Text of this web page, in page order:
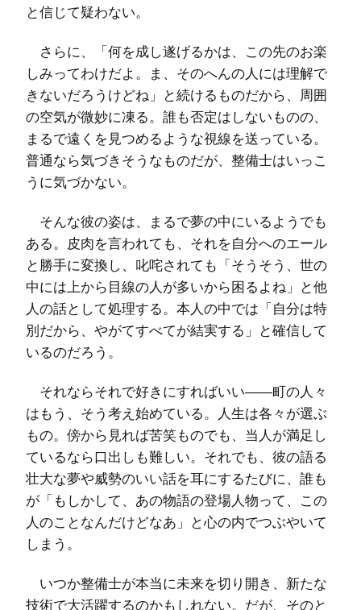
と信じて疑わない。
さらに、「何を成し遂げるかは、この先のお楽
しみってわけだよ。ま、そのへんの人には理解で
きないだろうけどね」と続けるものだから、周囲
の空気が微妙に凍る。誰も否定はしないものの、
まるで遠くを見つめるような視線を送っている。
普通なら気づきそうなものだが、整備士はいっこ
うに気づかない。
そんな彼の姿は、まるで夢の中にいるようでも
ある。皮肉を言われても、それを自分へのエール
と勝手に変換し、叱咤されても「そうそう、世の
中には上から目線の人が多いから困るよね」と他
人の話として処理する。本人の中では「自分は特
別だから、やがてすべてが結実する」と確信して
いるのだろう。
それならそれで好きにすればいい――町の人々
はもう、そう考え始めている。人生は各々が選ぶ
もの。傍から見れば苦笑ものでも、当人が満足し
ているなら口出しも難しい。それでも、彼の語る
壮大な夢や威勢のいい話を耳にするたびに、誰も
が「もしかして、あの物語の登場人物って、この
人のことなんだけどなあ」と心の内でつぶやいて
しまう。
いつか整備士が本当に未来を切り開き、新たな
技術で大活躍するのかもしれない。だが、そのと